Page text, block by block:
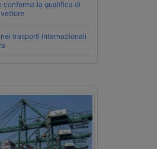
conferma la qualifica di
trasporti internazionali